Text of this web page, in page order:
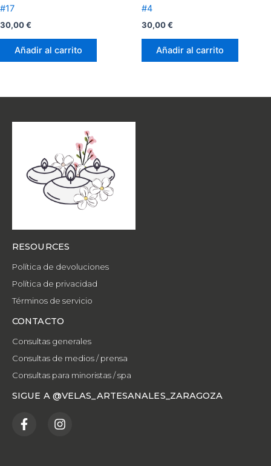
#17
30,00€
Añadir al carrito
#4
30,00€
Añadir al carrito
RESOURCES
Política de devoluciones
Política de privacidad
Términos de servicio
CONTACTO
Consultas generales
Consultas de medios / prensa
Consultas para minoristas / spa
SIGUE A @VELAS_ARTESANALES_ZARAGOZA
F
a
I
n